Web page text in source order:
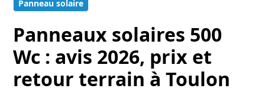
Panneau solaire
Panneaux solaires 500
Wc : avis 2026, prix et
retour terrain à Toulon